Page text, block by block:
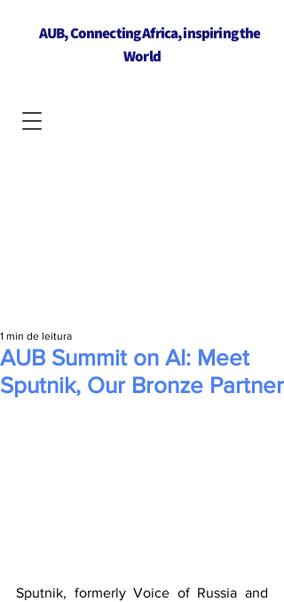
AUB, Connecting Africa, inspiring the
World
AUB Summit on AI: Meet
Sputnik, Our Bronze Partner
1 min de leitura
Sputnik, formerly Voice of Russia and